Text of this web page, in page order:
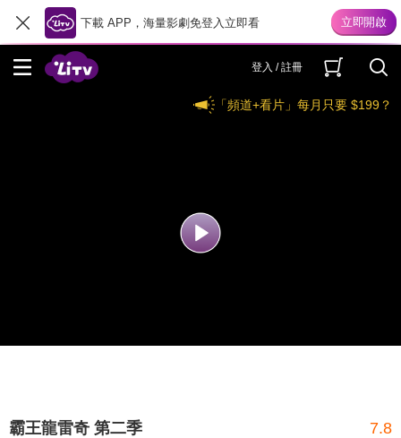
下載 APP，海量影劇免登入立即看
登入 / 註冊
「頻道+看片」每月只要 $199？
霸王龍雷奇 第二季 7.8